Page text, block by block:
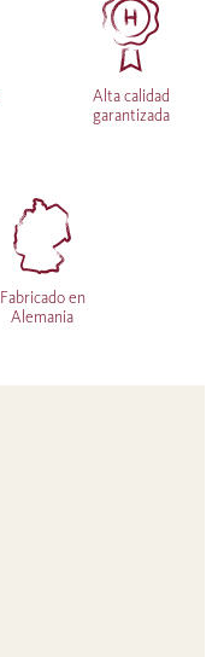
Alta calidad
garantizada
Fabricado en
Alemania